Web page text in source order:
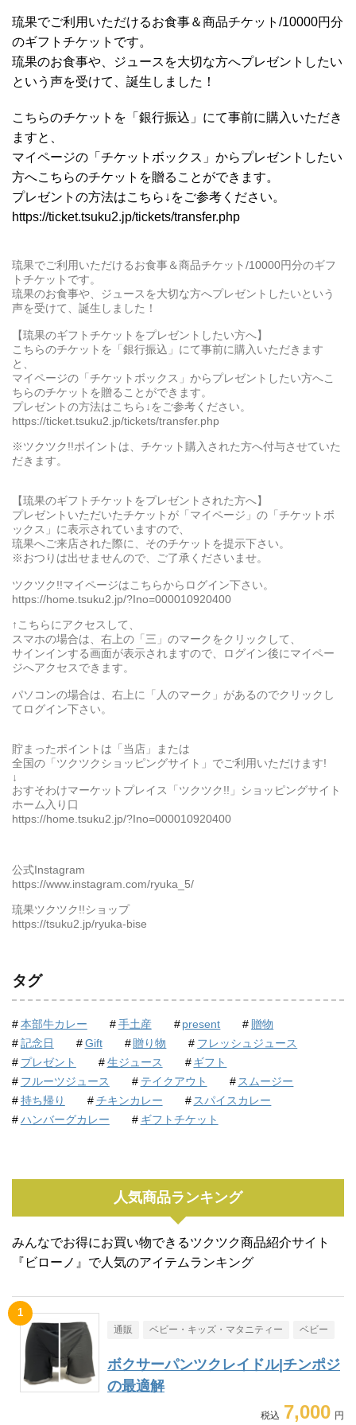
琉果でご利用いただけるお食事＆商品チケット/10000円分
のギフトチケットです。
琉果のお食事や、ジュースを大切な方へプレゼントしたい
という声を受けて、誕生しました！
こちらのチケットを「銀行振込」にて事前に購入いただき
ますと、
マイページの「チケットボックス」からプレゼントしたい
方へこちらのチケットを贈ることができます。
プレゼントの方法はこちら↓をご参考ください。
https://ticket.tsuku2.jp/tickets/transfer.php
琉果でご利用いただけるお食事＆商品チケット/10000円分のギフ
トチケットです。
琉果のお食事や、ジュースを大切な方へプレゼントしたいという
声を受けて、誕生しました！
【琉果のギフトチケットをプレゼントしたい方へ】
こちらのチケットを「銀行振込」にて事前に購入いただきます
と、
マイページの「チケットボックス」からプレゼントしたい方へこ
ちらのチケットを贈ることができます。
プレゼントの方法はこちら↓をご参考ください。
https://ticket.tsuku2.jp/tickets/transfer.php
※ツクツク!!ポイントは、チケット購入された方へ付与させていた
だきます。
【琉果のギフトチケットをプレゼントされた方へ】
プレゼントいただいたチケットが「マイページ」の「チケットボ
ックス」に表示されていますので、
琉果へご来店された際に、そのチケットを提示下さい。
※おつりは出せませんので、ご了承くださいませ。
ツクツク!!マイページはこちらからログイン下さい。
https://home.tsuku2.jp/?Ino=000010920400
↑こちらにアクセスして、
スマホの場合は、右上の「三」のマークをクリックして、
サインインする画面が表示されますので、ログイン後にマイペー
ジへアクセスできます。
パソコンの場合は、右上に「人のマーク」があるのでクリックし
てログイン下さい。
貯まったポイントは「当店」または
全国の「ツクツクショッピングサイト」でご利用いただけます!
↓
おすそわけマーケットプレイス「ツクツク!!」ショッピングサイト
ホーム入り口
https://home.tsuku2.jp/?Ino=000010920400
公式Instagram
https://www.instagram.com/ryuka_5/
琉果ツクツク!!ショップ
https://tsuku2.jp/ryuka-bise
タグ
本部牛カレー 手土産 present
贈物
記念日
Gift 贈り物
フレッシュジュース
プレゼント
生ジュース
ギフト
フルーツジュース
テイクアウト
スムージー
持ち帰り
チキンカレー
スパイスカレー
ハンバーグカレー
ギフトチケット
人気商品ランキング
みんなでお得にお買い物できるツクツク商品紹介サイト
『ビローノ』で人気のアイテムランキング
通販 ベビー・キッズ・マタニティー ベビー
ボクサーパンツクレイドル|チンポジ
の最適解
7,000